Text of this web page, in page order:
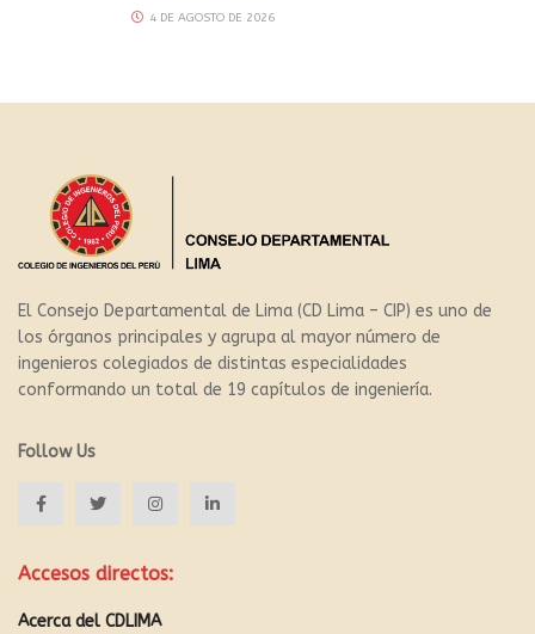
4 DE AGOSTO DE 2026
El Consejo Departamental de Lima (CD Lima – CIP) es uno de
los órganos principales y agrupa al mayor número de
ingenieros colegiados de distintas especialidades
conformando un total de 19 capítulos de ingeniería.
Follow Us
Accesos directos:
Acerca del CDLIMA